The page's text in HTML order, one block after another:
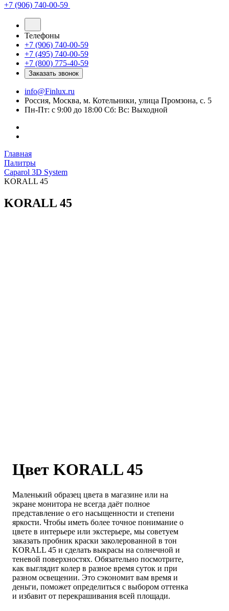
+7 (906) 740-00-59
Телефоны
+7 (906) 740-00-59
+7 (495) 740-00-59
+7 (800) 775-40-59
Заказать звонок
info@Finlux.ru
Россия, Москва, м. Котельники, улица Промзона, с. 5
Пн-Пт: с 9:00 до 18:00 Сб: Вс: Выходной
Главная
Палитры
Caparol 3D System
KORALL 45
KORALL 45
Цвет KORALL 45
Маленький образец цвета в магазине или на
экране монитора не всегда даёт полное
представление о его насыщенности и степени
яркости. Чтобы иметь более точное понимание о
цвете в интерьере или экстерьере, мы советуем
заказать пробник краски заколерованной в тон
KORALL 45 и сделать выкрасы на солнечной и
теневой поверхностях. Обязательно посмотрите,
как выглядит колер в разное время суток и при
разном освещении. Это сэкономит вам время и
деньги, поможет определиться с выбором оттенка
и избавит от перекрашивания всей площади.